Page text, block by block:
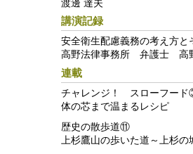
渡邊 達夫
講演記録
安全衛生配慮義務の考え方と
高野法律事務所 弁護士 高
連載
チャレンジ！ スローフー
体の芯まで温まるレシピ
歴史の散歩道⑪
上杉鷹山の歩いた道～上杉の